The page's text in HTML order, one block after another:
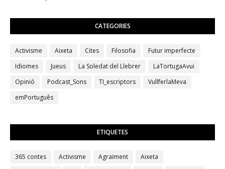
CATEGORIES
Activisme Aixeta Cites Filosofia
Futur imperfecte
Idiomes
Jueus La Soledat del Llebrer
LaTortugaAvui
Opinió
Podcast_Sons TI_escriptors
VullferlaMeva
emPortuguês
ETIQUETES
365 contes Activisme Agraïment
Aixeta